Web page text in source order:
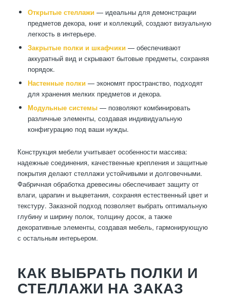
Открытые стеллажи — идеальны для демонстрации
предметов декора, книг и коллекций, создают визуальную
легкость в интерьере.
Закрытые полки и шкафчики — обеспечивают
аккуратный вид и скрывают бытовые предметы, сохраняя
порядок.
Настенные полки — экономят пространство, подходят
для хранения мелких предметов и декора.
Модульные системы— позволяют комбинировать
различные элементы, создавая индивидуальную
конфигурацию под ваши нужды.
Конструкция мебели учитывает особенности массива:
надежные соединения, качественные крепления и защитные
покрытия делают стеллажи устойчивыми и долговечными.
Фабричная обработка древесины обеспечивает защиту от
влаги, царапин и выцветания, сохраняя естественный цвет и
текстуру. Заказной подход позволяет выбрать оптимальную
глубину и ширину полок, толщину досок, а также
декоративные элементы, создавая мебель, гармонирующую
с остальным интерьером.
КАК ВЫБРАТЬ ПОЛКИ И
СТЕЛЛАЖИ НА ЗАКАЗ